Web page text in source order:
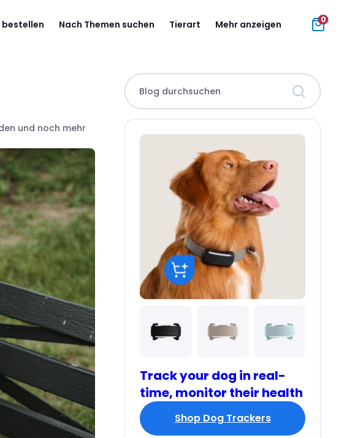
Nach Themen suchen Tierart Mehr anzeigen 0
und noch mehr
Blog durchsuchen
Track your dog in real-
time, monitor their health
Shop Dog Trackers